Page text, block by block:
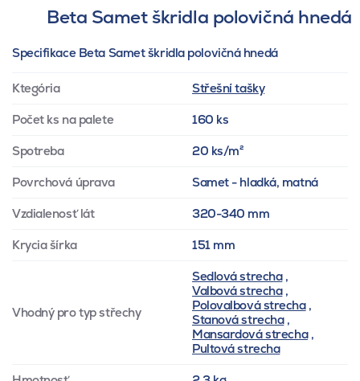
Beta Samet škridla polovičná hnedá
Specifikace Beta Samet škridla polovičná hnedá
Ktegória Střešní tašky
Počet ks na palete 160 ks
Spotreba 20 ks/m²
Povrchová úprava Samet - hladká, matná
Vzdialenosť lát 320-340 mm
Krycia šírka 151 mm
Vhodný pro typ střechy
Sedlová strecha,
Valbová strecha,
Polovalbová strecha,
Stanová strecha,
Mansardová strecha,
Pultová strecha